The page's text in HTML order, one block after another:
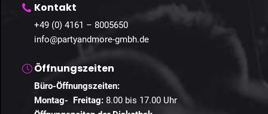
Kontakt
+49 (0) 4161 – 8005650
info@partyandmore-gmbh.de
Öffnungszeiten
Büro-Öffnungszeiten:
Montag- Freitag: 8.00 bis 17.00 Uhr